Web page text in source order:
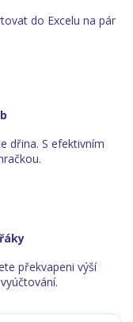
do Excelu na pár
dřina. S efektivním
překvapeni výší